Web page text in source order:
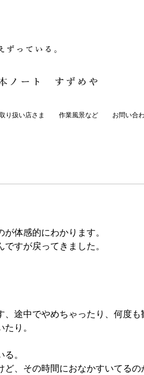
り扱い店さま 作業風景など お問い合
体感的にわかります。
すが戻ってきました。
途中でやめちゃったり、何度も
り。
。
、その時間におなかすいてるの